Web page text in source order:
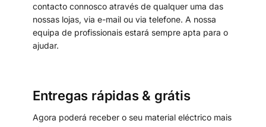
contacto connosco através de qualquer uma das
nossas lojas, via e-mail ou via telefone. A nossa
equipa de profissionais estará sempre apta para o
ajudar.
Entregas rápidas & grátis
Agora poderá receber o seu material eléctrico mais